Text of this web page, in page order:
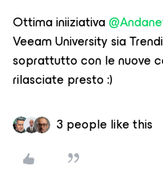
Ottima iniiziativa ​
Veeam University sia
soprattutto con le nuove
rilasciate presto :)
3 people like this